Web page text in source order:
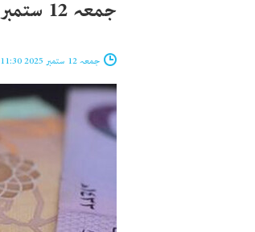
جمعہ 12 ستمبر2025 کو سعودی عرب میں ریال کا ریٹ
جمعہ 12 ستمبر 2025 11:30